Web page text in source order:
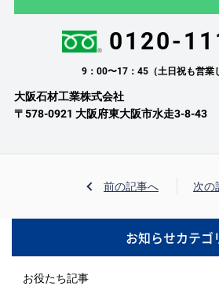
0120-
9：00〜17：45（土日祝も営業
大阪石材工業株式会社
〒578-0921 大阪府東大阪市水走3-8-43
前の記事へ 次の
お知らせカテゴ
お役たち記事